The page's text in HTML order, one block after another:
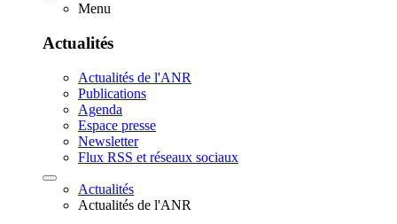
Menu
Actualités
Actualités de l'ANR
Publications
Agenda
Espace presse
Newsletter
Flux RSS et réseaux sociaux
Actualités
Actualités de l'ANR